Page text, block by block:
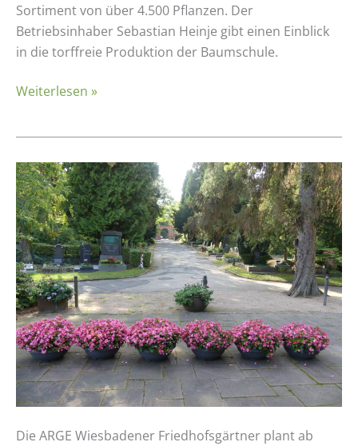
Sortiment von über 4.500 Pflanzen. Der
Betriebsinhaber Sebastian Heinje gibt einen Einblick
in die torffreie Produktion der Baumschule.
Weiterlesen »
Die ARGE Wiesbadener Friedhofsgärtner plant ab
Erfahrungsbericht:
ARGE
Wiesbadener
Friedhofsgärtner